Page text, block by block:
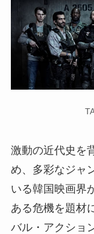
激動の近代史を
め、多彩なジャ
いる韓国映画界
ある危機を題材
バル・アクショ